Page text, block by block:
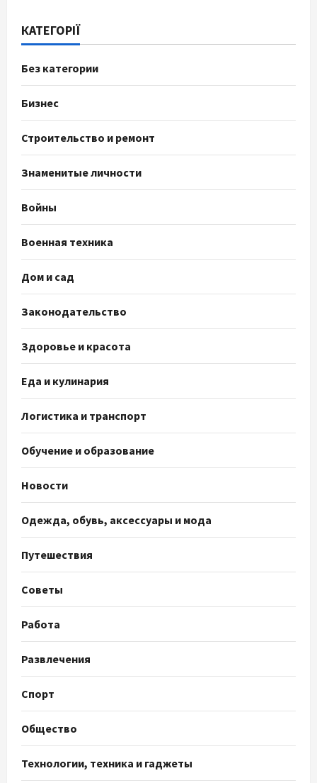
КАТЕГОРІЇ
Без категории
Бизнес
Строительство и ремонт
Знаменитые личности
Войны
Военная техника
Дом и сад
Законодательство
Здоровье и красота
Еда и кулинария
Логистика и транспорт
Обучение и образование
Новости
Одежда, обувь, аксессуары и мода
Путешествия
Советы
Работа
Развлечения
Спорт
Общество
Технологии, техника и гаджеты